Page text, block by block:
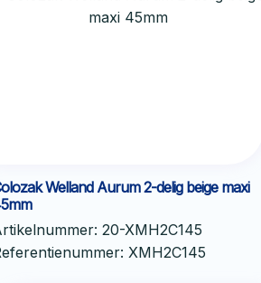
Welland Aurum 2-delig beige maxi
20-XMH2C145
XMH2C145